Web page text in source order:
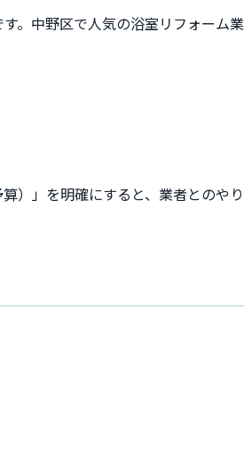
。中野区で人気の浴室リフォーム業
）」を明確にすると、業者とのやり